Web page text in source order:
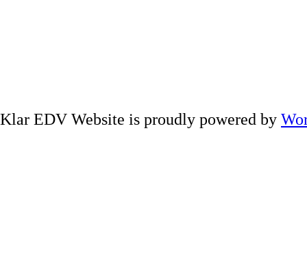
Klar EDV Website is proudly powered by